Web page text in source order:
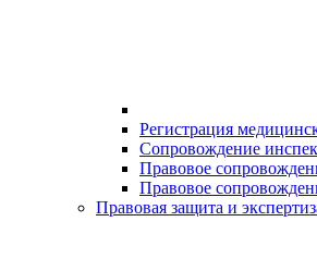
Регистрация
Сопровождение
Правовое
Правовое
Правовая защита и